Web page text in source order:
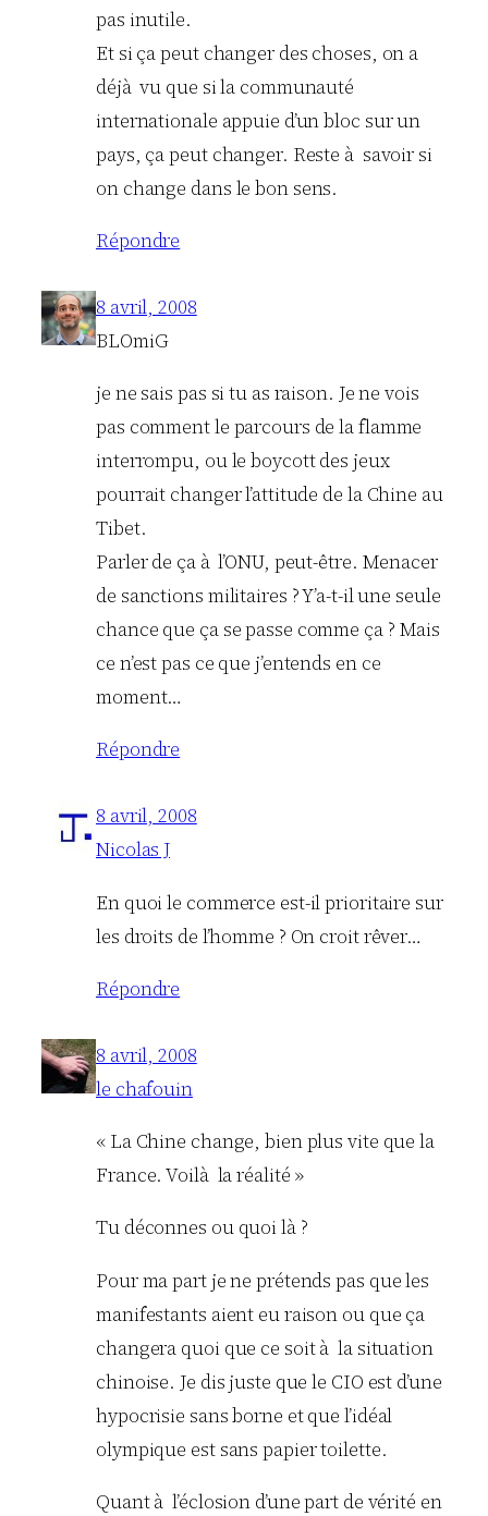
pas inutile.
Et si ça peut changer des choses, on a
déjà vu que si la communauté
internationale appuie d’un bloc sur un
pays, ça peut changer. Reste à savoir si
on change dans le bon sens.
Répondre
8 avril, 2008
BLOmiG
je ne sais pas si tu as raison. Je ne vois
pas comment le parcours de la flamme
interrompu, ou le boycott des jeux
pourrait changer l’attitude de la Chine au
Tibet.
Parler de ça à l’ONU, peut-être. Menacer
de sanctions militaires ? Y’a-t-il une seule
chance que ça se passe comme ça ? Mais
ce n’est pas ce que j’entends en ce
moment…
Répondre
8 avril, 2008
Nicolas J
En quoi le commerce est-il prioritaire sur
les droits de l’homme ? On croit rêver…
Répondre
8 avril, 2008
le chafouin
« La Chine change, bien plus vite que la
France. Voilà la réalité »
Tu déconnes ou quoi là ?
Pour ma part je ne prétends pas que les
manifestants aient eu raison ou que ça
changera quoi que ce soit à la situation
chinoise. Je dis juste que le CIO est d’une
hypocrisie sans borne et que l’idéal
olympique est sans papier toilette.
Quant à l’éclosion d’une part de vérité en